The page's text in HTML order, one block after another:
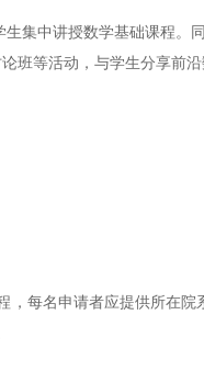
集中讲授数学基础课程。
班等活动，与学生分享前
每名申请者应提供所在院